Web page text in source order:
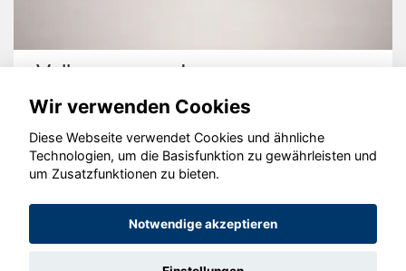
Volkswagen up!
© konjunkturmotor.de GmbH 2020 - 2026
Wir verwenden Cookies
Diese Webseite verwendet Cookies und ähnliche
Technologien, um die Basisfunktion zu gewährleisten und
um Zusatzfunktionen zu bieten.
Notwendige akzeptieren